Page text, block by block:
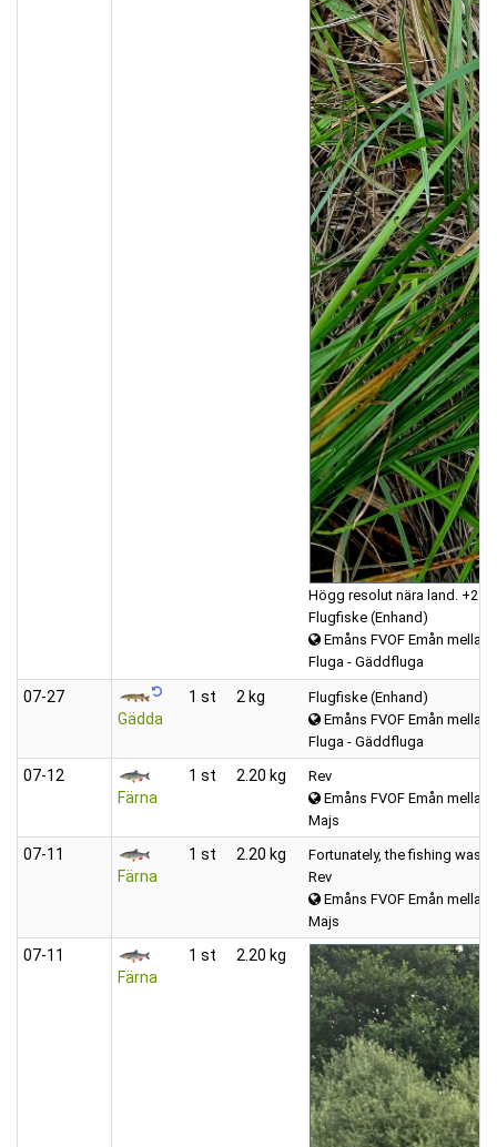
Högg resolut nära land.
Flugfiske (Enhand)
Emåns FVOF Emån
Fluga - Gäddfluga
07‑27
Gädda
1 st 2 kg
Flugfiske (Enhand)
Emåns FVOF Emån
Fluga - Gäddfluga
07‑12
Färna
1 st 2.20 kg
Rev
Emåns FVOF Emån
Majs
07‑11
Färna
1 st 2.20 kg
Fortunately, the fishing was
Rev
Emåns FVOF Emån
Majs
07‑11
Färna
1 st 2.20 kg